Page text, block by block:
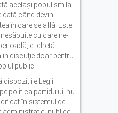
acelaşi populism la
dată când devin
în care se află. Este
cu care ne-
etichetă
în discuţie doar pentru
public.
dispoziţiile Legii
politica partidului, nu
în sistemul de